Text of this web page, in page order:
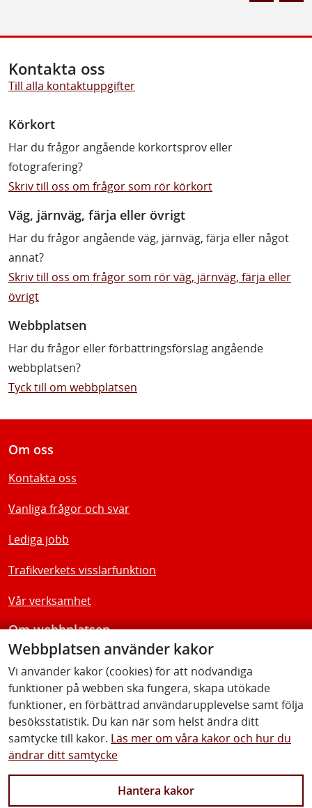
Webbplatsen använder kakor
Vi använder kakor (cookies) för att nödvändiga
funktioner på webben ska fungera, skapa utökade
funktioner, en förbättrad användarupplevelse samt följa
besöksstatistik. Du kan när som helst ändra ditt
samtycke till kakor. Läs mer om våra kakor och hur du
ändrar ditt samtycke
Hantera kakor
Kontakta oss
Till alla kontaktuppgifter
Körkort
Har du frågor angående körkortsprov eller
fotografering?
Skriv till oss om frågor som rör körkort
Väg, järnväg, färja eller övrigt
Har du frågor angående väg, järnväg, färja eller något
annat?
Skriv till oss om frågor som rör väg, järnväg, färja eller
övrigt
Webbplatsen
Har du frågor eller förbättringsförslag angående
webbplatsen?
Tyck till om webbplatsen
Om oss
Kontakta oss
Vanliga frågor och svar
Lediga jobb
Trafikverkets visslarfunktion
Vår verksamhet
Om webbplatsen
Tillgänglighetsredogörelse
Följ oss
Facebook Youtube